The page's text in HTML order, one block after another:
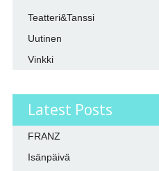
Teatteri&Tanssi
Uutinen
Vinkki
Latest Posts
FRANZ
Isänpäivä